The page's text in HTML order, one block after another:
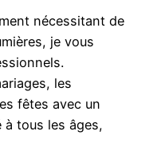
nécessitant de
je vous
les
fêtes avec un
à tous les âges,